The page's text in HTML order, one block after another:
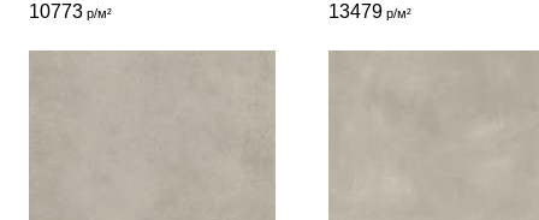
10773р/м² 13479р/м²